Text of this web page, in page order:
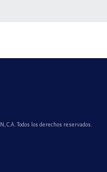
C.A. Todos los derechos reservados.